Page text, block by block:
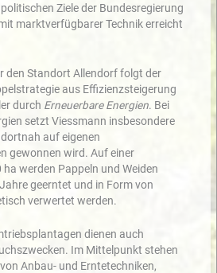
Ziele der Bundesregierung
marktverfügbarer Technik erreicht
den Standort Allendorf folgt der
aus Effizienzsteigerung
durch Erneuerbare Energien. Bei
setzt Viessmann insbesondere
auf eigenen
gewonnen wird. Auf einer
werden Pappeln und Weiden
geerntet und in Form von
verwertet werden.
dienen auch
Im Mittelpunkt stehen
Anbau- und Erntetechniken,